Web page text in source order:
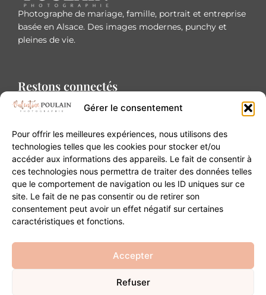
Gérer le consentement
Pour offrir les meilleures expériences, nous utilisons des
technologies telles que les cookies pour stocker et/ou
accéder aux informations des appareils. Le fait de consentir à
ces technologies nous permettra de traiter des données telles
que le comportement de navigation ou les ID uniques sur ce
site. Le fait de ne pas consentir ou de retirer son
consentement peut avoir un effet négatif sur certaines
caractéristiques et fonctions.
Accepter
Refuser
Photographe de mariage, famille, portrait et entreprise
basée en Alsace. Des images modernes, punchy et
pleines de vie.
Restons connectés
Contact
20B Grand Rue 68180 Horbourg-Wihr
06 84 93 03 01
contact@valentinepoulain.com